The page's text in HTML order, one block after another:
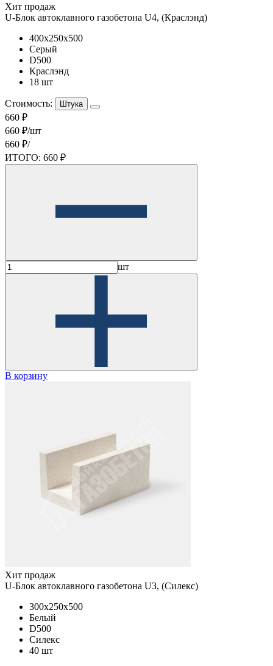
Хит продаж
U-Блок автоклавного газобетона U4, (Краслэнд)
400x250x500
Серый
D500
Краслэнд
18 шт
Стоимость: Штука
660 ₽
660 ₽/шт
660 ₽/
ИТОГО: 660 ₽
шт
В корзину
Хит продаж
U-Блок автоклавного газобетона U3, (Силекс)
300x250x500
Белый
D500
Силекс
40 шт